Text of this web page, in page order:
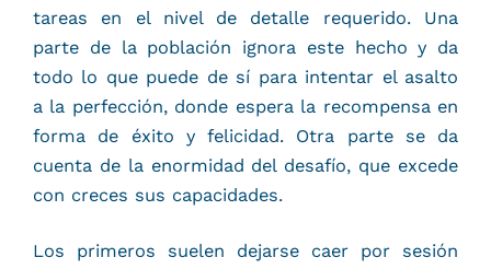
tareas en el nivel de detalle requerido. Una
parte de la población ignora este hecho y da
todo lo que puede de sí para intentar el asalto
a la perfección, donde espera la recompensa en
forma de éxito y felicidad. Otra parte se da
cuenta de la enormidad del desafío, que excede
con creces sus capacidades.
Los primeros suelen dejarse caer por sesión